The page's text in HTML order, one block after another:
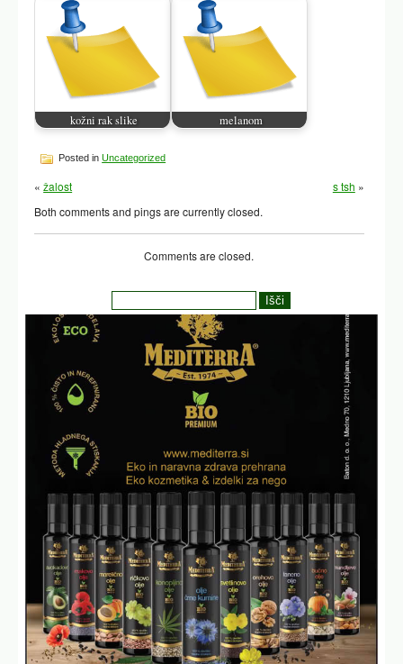
kožni rak slike melanom
Posted inUncategorized
«žalost s tsh »
Both comments and pings are currently closed.
Comments are closed.